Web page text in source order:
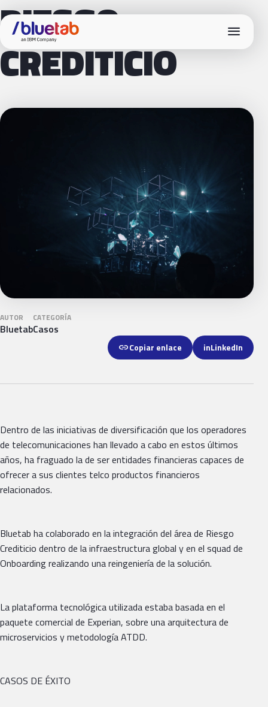
menu
RIESGO
CREDITICIO
AUTOR
Bluetab
CATEGORÍA
Casos
linkCopiar enlace inLinkedIn
Dentro de las iniciativas de diversificación que los operadores
de telecomunicaciones han llevado a cabo en estos últimos
años, ha fraguado la de ser entidades financieras capaces de
ofrecer a sus clientes telco productos financieros
relacionados.
Bluetab ha colaborado en la integración del área de Riesgo
Crediticio dentro de la infraestructura global y en el squad de
Onboarding realizando una reingeniería de la solución.
La plataforma tecnológica utilizada estaba basada en el
paquete comercial de Experian, sobre una arquitectura de
microservicios y metodología ATDD.
CASOS DE ÉXITO